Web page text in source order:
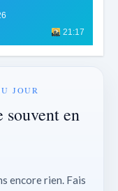
21:17
JOUR
souvent en
encore rien. Fais